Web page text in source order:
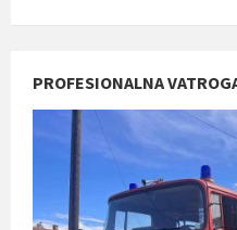
PROFESIONALNA